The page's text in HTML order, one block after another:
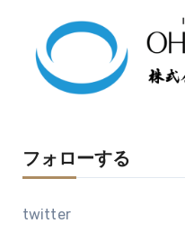
フォローする
twitter